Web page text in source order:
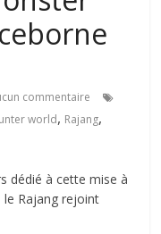
commentaire
world, Rajang,
dédié à cette mise à
Rajang rejoint